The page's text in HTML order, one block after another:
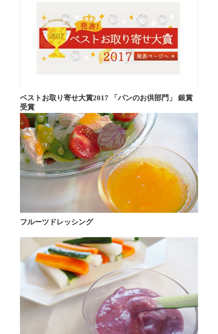
ベストお取り寄せ大賞2017 「パンのお供部門」 銀賞
受賞
フルーツドレッシング